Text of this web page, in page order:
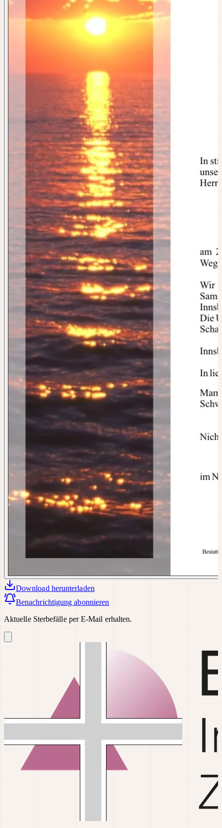
Download herunterladen
Benachrichtigung abonnieren
Aktuelle Sterbefälle per E-Mail erhalten.